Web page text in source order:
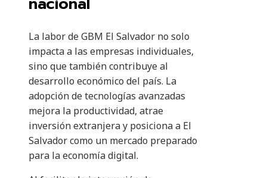
La labor de GBM El Salvador no solo
impacta a las empresas individuales,
sino que también contribuye al
desarrollo económico del país. La
adopción de tecnologías avanzadas
mejora la productividad, atrae
inversión extranjera y posiciona a El
Salvador como un mercado preparado
para la economía digital.